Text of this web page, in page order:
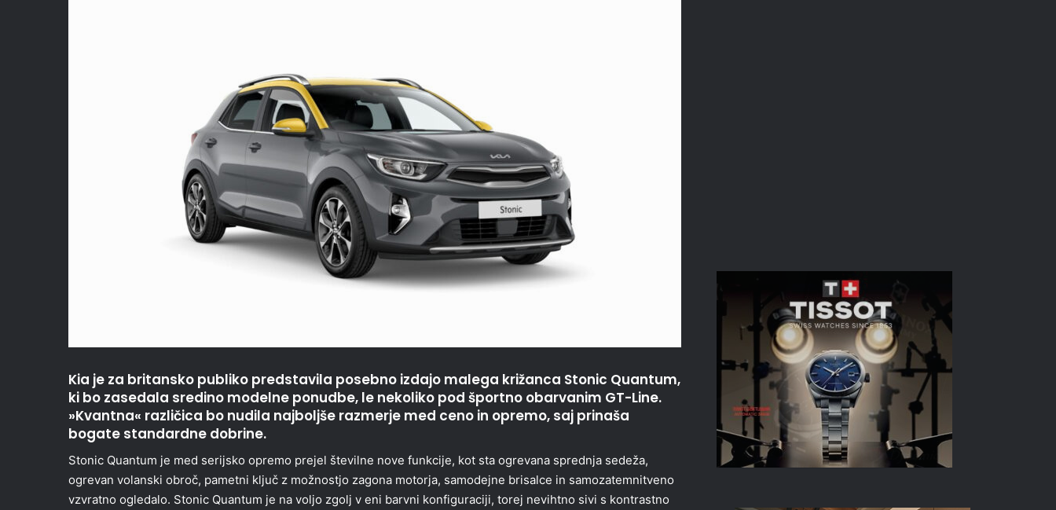
Kia je za britansko publiko predstavila posebno izdajo malega križanca Stonic Quantum,
ki bo zasedala sredino modelne ponudbe, le nekoliko pod športno obarvanim GT-Line.
»Kvantna« različica bo nudila najboljše razmerje med ceno in opremo, saj prinaša
bogate standardne dobrine.
Stonic Quantum je med serijsko opremo prejel številne nove funkcije, kot sta ogrevana sprednja sedeža,
ogrevan volanski obroč, pametni ključ z možnostjo zagona motorja, samodejne brisalce in samozatemnitveno
vzvratno ogledalo. Stonic Quantum je na voljo zgolj v eni barvni konfiguraciji, torej nevihtno sivi s kontrastno